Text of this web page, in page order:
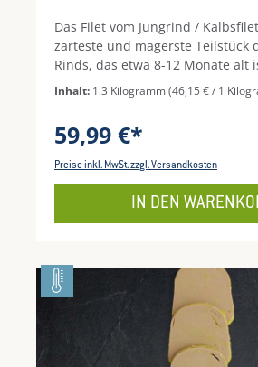
Das Filet vom Jungrind /
zarteste und magerste Teilstück
Rinds, das etwa 8-12 Monate alt
besonders feine Struktur und
Geschmack, der sich ideal für
Inhalt: 1.3 Kilogramm(46,15 € / 1
59,99 €*
Preise inkl. MwSt. zzgl. Versandkosten
IN DEN